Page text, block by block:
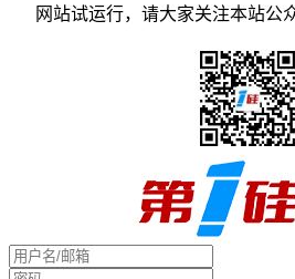
网站试运行，请大家关注本站公